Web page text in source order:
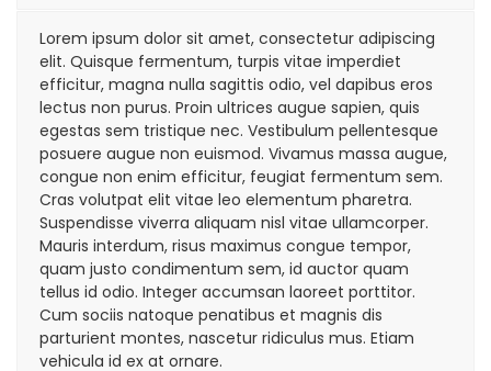
Lorem ipsum dolor sit amet, consectetur adipiscing
elit. Quisque fermentum, turpis vitae imperdiet
efficitur, magna nulla sagittis odio, vel dapibus eros
lectus non purus. Proin ultrices augue sapien, quis
egestas sem tristique nec. Vestibulum pellentesque
posuere augue non euismod. Vivamus massa augue,
congue non enim efficitur, feugiat fermentum sem.
Cras volutpat elit vitae leo elementum pharetra.
Suspendisse viverra aliquam nisl vitae ullamcorper.
Mauris interdum, risus maximus congue tempor,
quam justo condimentum sem, id auctor quam
tellus id odio. Integer accumsan laoreet porttitor.
Cum sociis natoque penatibus et magnis dis
parturient montes, nascetur ridiculus mus. Etiam
vehicula id ex at ornare.